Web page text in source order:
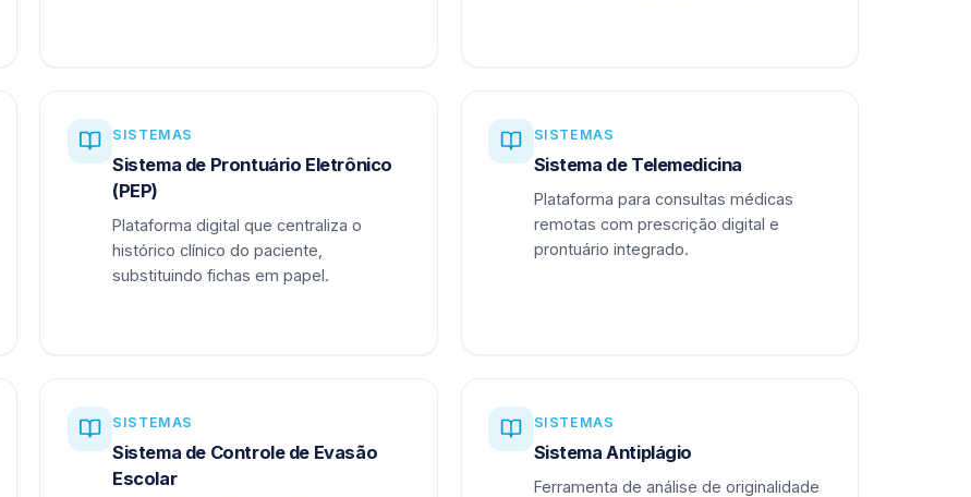
SISTEMAS
Sistema de Prontuário Eletrônico
(PEP)
Plataforma digital que centraliza o
histórico clínico do paciente,
substituindo fichas em papel.
SISTEMAS
Sistema de Telemedicina
Plataforma para consultas médicas
remotas com prescrição digital e
prontuário integrado.
SISTEMAS
Sistema de Controle de Evasão
Escolar
SISTEMAS
Sistema Antiplágio
Ferramenta de análise de originalidade